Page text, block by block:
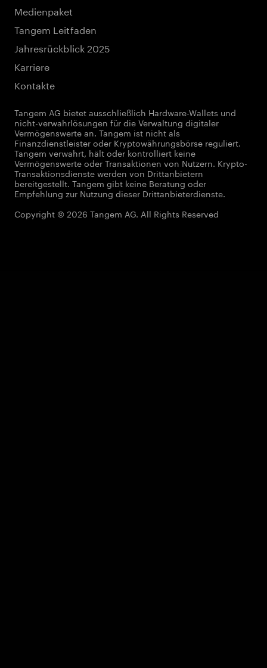
Medienpaket
Tangem Leitfaden
Jahresrückblick 2025
Karriere
Kontakte
Tangem AG bietet ausschließlich Hardware-Wallets und
nicht-verwahrlösungen für die Verwaltung digitaler
Vermögenswerte an. Tangem ist nicht als
Finanzdienstleister oder Kryptowährungsbörse reguliert.
Tangem verwahrt, hält oder kontrolliert keine
Vermögenswerte oder Transaktionen von Nutzern. Krypto-
Transaktionsdienste werden von Drittanbietern
bereitgestellt. Tangem gibt keine Beratung oder
Empfehlung zur Nutzung dieser Drittanbieterdienste.